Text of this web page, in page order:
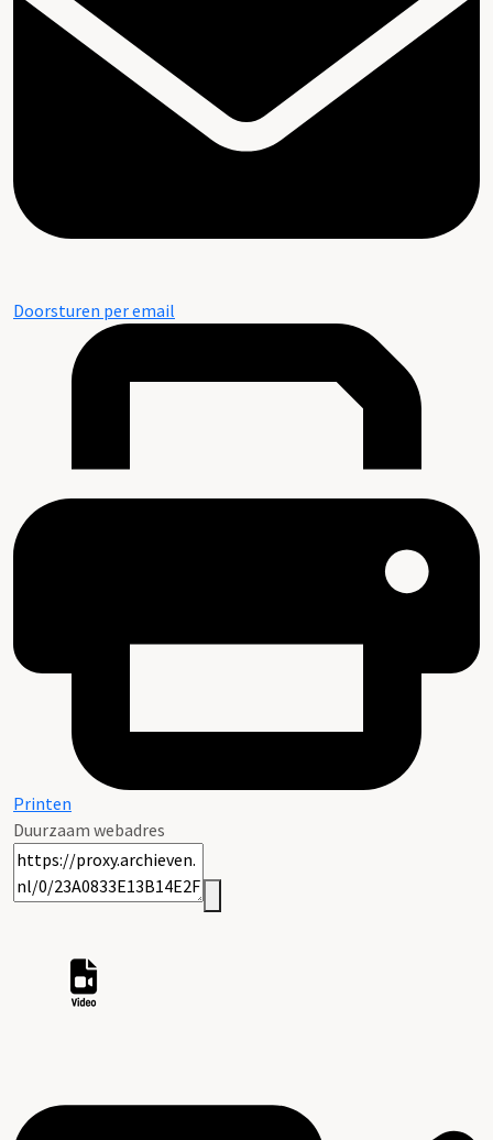
Doorsturen per email
Printen
Duurzaam webadres